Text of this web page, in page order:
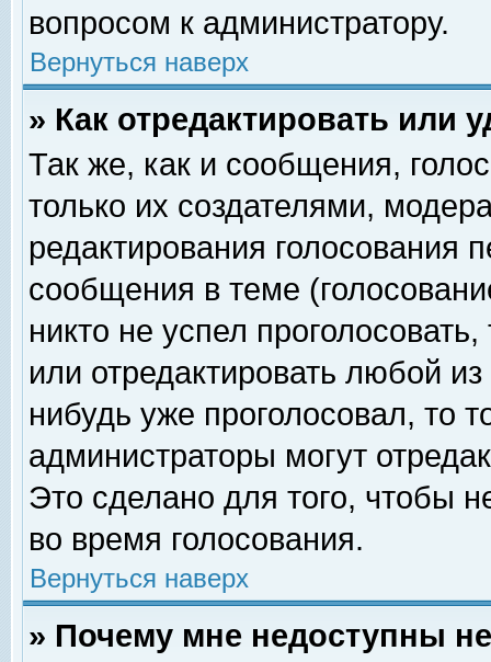
вопросом к администратору.
Вернуться наверх
» Как отредактировать или
Так же, как и сообщения,
только их создателями,
редактирования голосования
сообщения в теме
никто не успел
или отредактировать любой
нибудь уже проголосовал, то
администраторы могут
Это сделано для того, чтобы
во время голосования.
Вернуться наверх
» Почему мне недоступны